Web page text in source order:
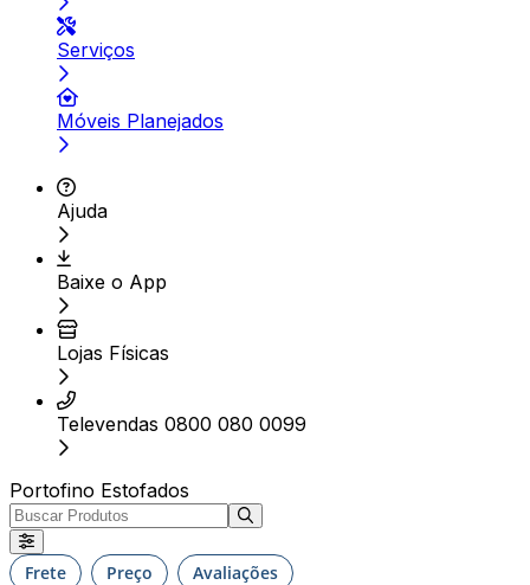
Serviços
Móveis Planejados
Ajuda
Baixe o App
Lojas Físicas
Televendas 0800 080 0099
Portofino Estofados
Frete Preço Avaliações